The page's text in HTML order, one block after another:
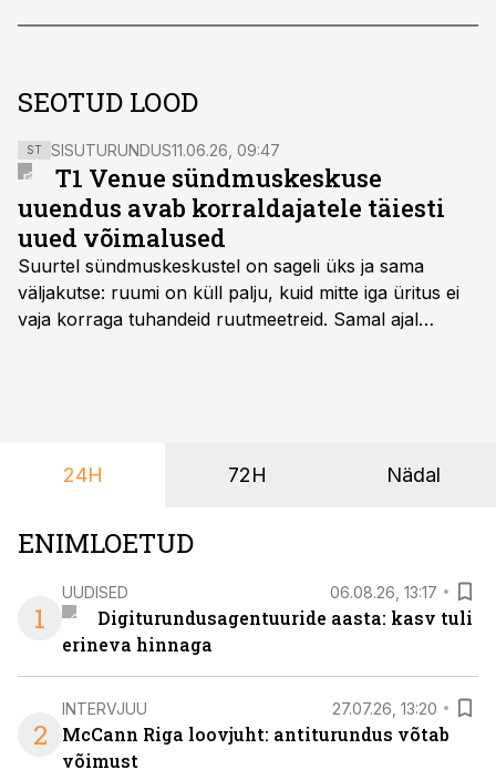
SEOTUD LOOD
ST SISUTURUNDUS11.06.26, 09:47
T1 Venue sündmuskeskuse
uuendus avab korraldajatele täiesti
uued võimalused
Suurtel sündmuskeskustel on sageli üks ja sama
väljakutse: ruumi on küll palju, kuid mitte iga üritus ei
vaja korraga tuhandeid ruutmeetreid. Samal ajal
nendele vajadustele vastanud uuendusega, mis pakub
24H 72H Nädal
ENIMLOETUD
1
UUDISED 06.08.26, 13:17
Digiturundusagentuuride aasta: kasv tuli
erineva hinnaga
2
INTERVJUU 27.07.26, 13:20
McCann Riga loovjuht: antiturundus võtab
võimust